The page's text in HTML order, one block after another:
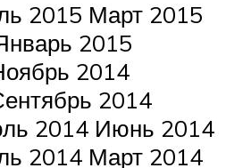
2015 Март 2015
2015
2014
2014
2014 Июнь 2014
2014 Март 2014